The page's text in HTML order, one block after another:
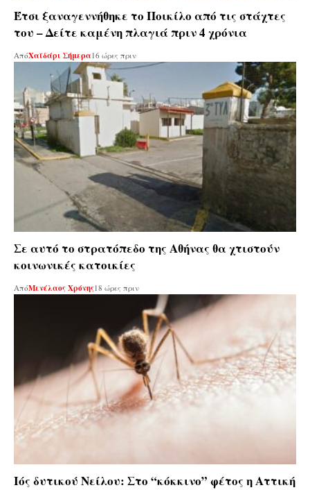
Έτσι ξαναγεννήθηκε το Ποικίλο από τις στάχτες
του – Δείτε καμένη πλαγιά πριν 4 χρόνια
ΑπόΧαϊδάρι Σήμερα16 ώρες πριν
Σε αυτό το στρατόπεδο της Αθήνας θα χτιστούν
κοινωνικές κατοικίες
ΑπόΜενέλαος Χρόνης18 ώρες πριν
Ιός δυτικού Νείλου: Στο “κόκκινο” φέτος η Αττική